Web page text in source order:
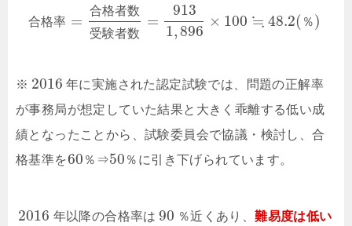
合格率 =
合格者数
受験者数
=
913
1, 896
× 100 ≒ 48.2( ％)
※ 2016 年に実施された認定試験では、問題の正解率
が事務局が想定していた結果と大きく乖離する低い成
績となったことから、試験委員会で協議・検討し、合
格基準を60 ％⇒50 ％に引き下げられています。
2016 年以降の合格率は 90 ％近くあり、難易度は低い